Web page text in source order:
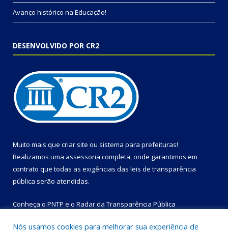
Avanço histórico na Educação!
DESENVOLVIDO POR CR2
Muito mais que criar site ou sistema para prefeituras!
Realizamos uma assessoria completa, onde garantimos em
contrato que todas as exigências das leis de transparência
pública serão atendidas.
Conheça o PNTP e o Radar da Transparência Pública
Nós usamos cookies para melhorar sua experiência de